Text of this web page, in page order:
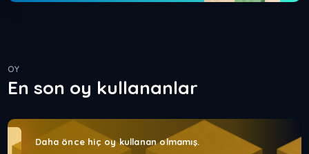
OY
En son oy kullananlar
Daha önce hiç oy kullanan olmamış.